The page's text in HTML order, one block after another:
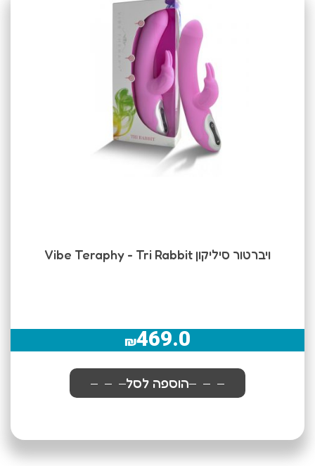
ויברטור סיליקון Vibe Teraphy - Tri Rabbit
₪469.0
הוספה לסל